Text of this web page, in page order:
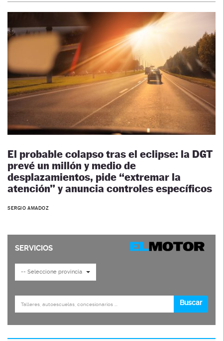
El probable colapso tras el eclipse: la DGT
prevé un millón y medio de
desplazamientos, pide “extremar la
atención” y anuncia controles específicos
SERGIO AMADOZ